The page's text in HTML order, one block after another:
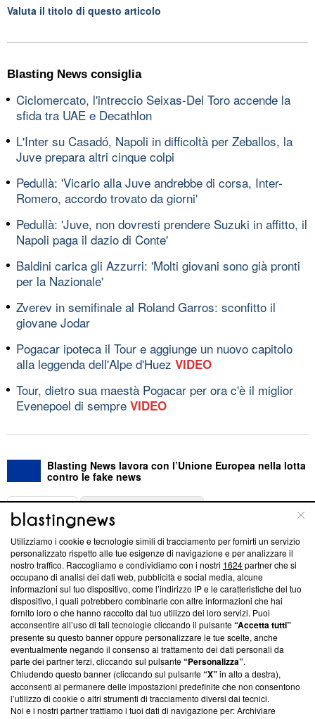
Valuta il titolo di questo articolo
Blasting News consiglia
Ciclomercato, l'intreccio Seixas-Del Toro accende la
sfida tra UAE e Decathlon
L'Inter su Casadó, Napoli in difficoltà per Zeballos, la
Juve prepara altri cinque colpi
Pedullà: 'Vicario alla Juve andrebbe di corsa, Inter-
Romero, accordo trovato da giorni'
Pedullà: 'Juve, non dovresti prendere Suzuki in affitto, il
Napoli paga il dazio di Conte'
Baldini carica gli Azzurri: 'Molti giovani sono già pronti
per la Nazionale'
Zverev in semifinale al Roland Garros: sconfitto il
giovane Jodar
Pogacar ipoteca il Tour e aggiunge un nuovo capitolo
alla leggenda dell'Alpe d'Huez VIDEO
Tour, dietro sua maestà Pogacar per ora c'è il miglior
Evenepoel di sempre VIDEO
Blasting News lavora con l’Unione Europea nella lotta
contro le fake news
ABOUT
Questa sezione offre informazioni trasparenti su Blasting
News, sui nostri processi editoriali e su come ci impegniamo a
creare news di qualità. Inoltre, afferma la nostra aderenza a
‘Trust Project - News with Integrity’Blasting News non è
ancora membro del programma, ma ha richiesto di farne
parte; Trust Project non ha ancora effettuato una verifica di
conformità agli standard.
Su di noi
Team editoriale
Corporate
Utilizziamo i cookie e tecnologie simili di tracciamento per fornirti un servizio
personalizzato rispetto alle tue esigenze di navigazione e per analizzare il
nostro traffico. Raccogliamo e condividiamo con i nostri 1624partner che si
occupano di analisi dei dati web, pubblicità e social media, alcune
informazioni sul tuo dispositivo, come l’indirizzo IP e le caratteristiche del tuo
dispositivo, i quali potrebbero combinarle con altre informazioni che hai
fornito loro o che hanno raccolto dal tuo utilizzo dei loro servizi. Puoi
acconsentire all’uso di tali tecnologie cliccando il pulsante“Accetta tutti”
presente su questo banner oppure personalizzare le tue scelte, anche
eventualmente negando il consenso al trattamento dei dati personali da
parte dei partner terzi, cliccando sul pulsante“Personalizza”.
Chiudendo questo banner (cliccando sul pulsante“X”in alto a destra),
acconsenti al permanere delle impostazioni predefinite che non consentono
l’utilizzo di cookie o altri strumenti di tracciamento diversi dai tecnici.
Noi e i nostri partner trattiamo i tuoi dati di navigazione per: Archiviare